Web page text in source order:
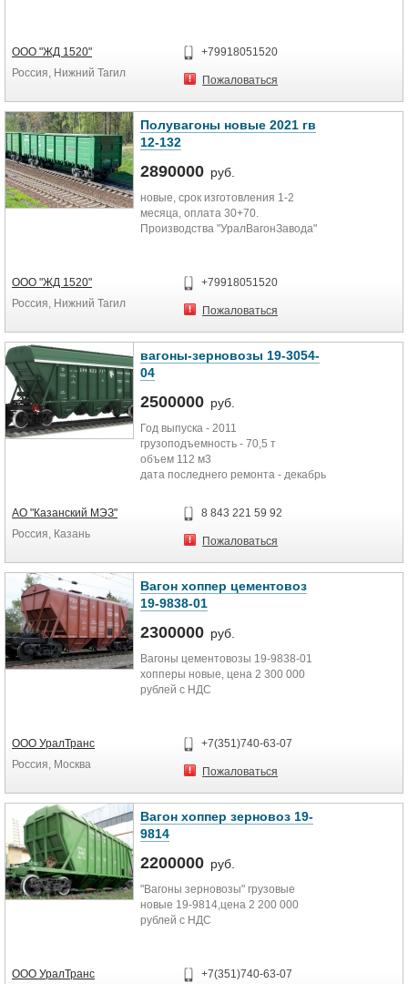
ООО "ЖД 1520"
Россия, Нижний Тагил
+79918051520
Пожаловаться
Полувагоны новые 2021 гв
12-132
2890000 руб.
новые, срок изготовления 1-2
месяца, оплата 30+70.
Производства "УралВагонЗавода"
ООО "ЖД 1520"
Россия, Нижний Тагил
+79918051520
Пожаловаться
вагоны-зерновозы 19-3054-
04
2500000 руб.
Год выпуска - 2011
грузоподъемность - 70,5 т
объем 112 м3
дата последнего ремонта - декабрь
количество - 50 штук
АО "Казанский МЭЗ"
Россия, Казань
8 843 221 59 92
Пожаловаться
Вагон хоппер цементовоз
19-9838-01
2300000 руб.
Вагоны цементовозы 19-9838-01
хопперы новые, цена 2 300 000
рублей с НДС
ООО УралТранс
Россия, Москва
+7(351)740-63-07
Пожаловаться
Вагон хоппер зерновоз 19-
9814
2200000 руб.
"Вагоны зерновозы" грузовые
новые 19-9814,цена 2 200 000
рублей с НДС
ООО УралТранс +7(351)740-63-07